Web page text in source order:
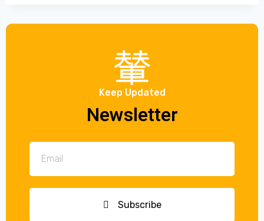
Keep Updated
Newsletter
Subscribe